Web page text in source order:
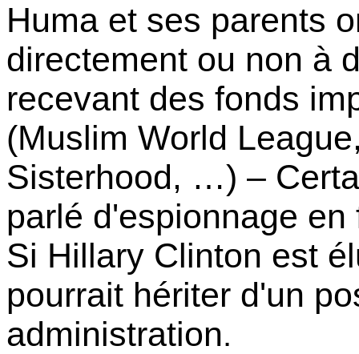
Huma et ses parents
directement ou non à
recevant des fonds
(Muslim World
Sisterhood, …) –
parlé d'espionnage
Si Hillary Clinton est
pourrait hériter d'un
administration.